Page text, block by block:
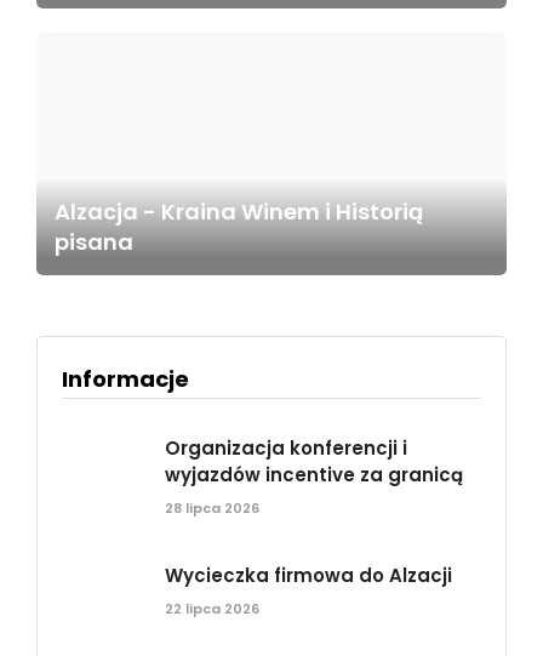
Alzacja - Kraina Winem i Historią
pisana
Informacje
Organizacja konferencji i
wyjazdów incentive za granicą
28 lipca 2026
Wycieczka firmowa do Alzacji
22 lipca 2026